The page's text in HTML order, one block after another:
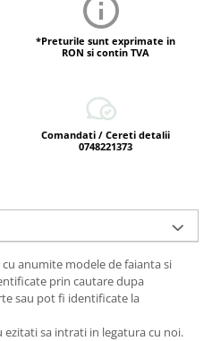
*Preturile sunt exprimate in
RON si contin TVA
Comandati / Cereti detalii
0748221373
anumite modele de faianta si
prin cautare dupa
sau pot fi identificate la
sa intrati in legatura cu noi.